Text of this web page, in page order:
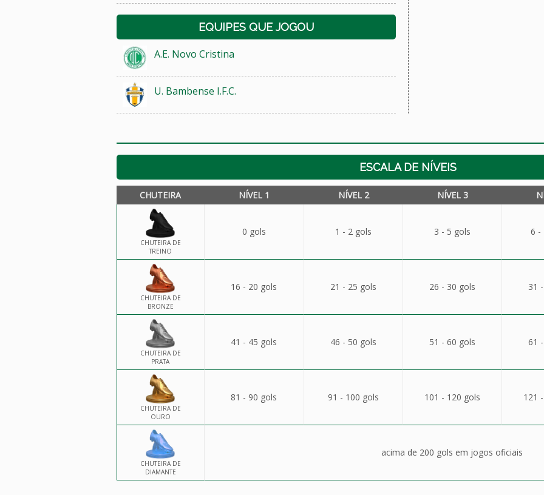
EQUIPES QUE JOGOU
A.E. Novo Cristina
U. Bambense I.F.C.
ESCALA DE NÍVEIS
CHUTEIRA NÍVEL 1 NÍVEL 2 NÍVEL 3
CHUTEIRA DE
TREINO
0 gols 1 - 2 gols 3 - 5 gols 6 -
CHUTEIRA DE
BRONZE
16 - 20 gols 21 - 25 gols 26 - 30 gols 31
CHUTEIRA DE
PRATA
41 - 45 gols 46 - 50 gols 51 - 60 gols 61
CHUTEIRA DE
OURO
81 - 90 gols 91 - 100 gols 101 - 120 gols 121
CHUTEIRA DE
DIAMANTE
acima de 200 gols em jogos oficiais